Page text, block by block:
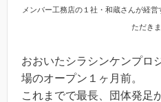
メンバー工務店の１社・和蔵さんが経
ただき
おおいたシラシンケンプロ
場のオープン１ヶ月前。
これまでで最長、団体発足